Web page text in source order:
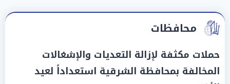
محافظات
حملات مكثفة لإزالة التعديات والإشغالات
المخالفة بمحافظة الشرقية استعداداً لعيد